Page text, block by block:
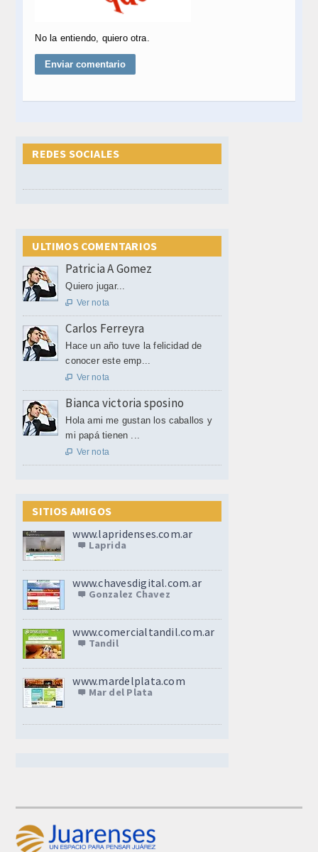
No la entiendo, quiero otra.
REDES SOCIALES
ULTIMOS COMENTARIOS
Patricia A Gomez
Quiero jugar...
 Ver nota
Carlos Ferreyra
Hace un año tuve la felicidad de
conocer este emp...
 Ver nota
Bianca victoria sposino
Hola ami me gustan los caballos y
mi papá tienen ...
 Ver nota
SITIOS AMIGOS
www.lapridenses.com.ar
Laprida
www.chavesdigital.com.ar
Gonzalez Chavez
www.comercialtandil.com.ar
Tandil
www.mardelplata.com
Mar del Plata